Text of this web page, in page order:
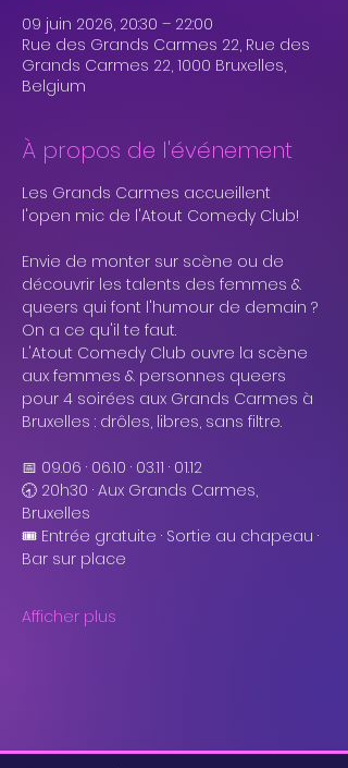
09 juin 2026, 20:30 – 22:00
Rue des Grands Carmes 22, Rue des
Grands Carmes 22, 1000 Bruxelles,
Belgium
À propos de l'événement
Les Grands Carmes accueillent
l'open mic de l'Atout Comedy Club!
Envie de monter sur scène ou de
découvrir les talents des femmes &
queers qui font l'humour de demain ?
On a ce qu'il te faut.
L'Atout Comedy Club ouvre la scène
aux femmes & personnes queers
pour 4 soirées aux Grands Carmes à
Bruxelles : drôles, libres, sans filtre.
📅 09.06 · 06.10 · 03.11 · 01.12
🕣 20h30 · Aux Grands Carmes,
Bruxelles
🎟 Entrée gratuite · Sortie au chapeau ·
Bar sur place
Afficher plus